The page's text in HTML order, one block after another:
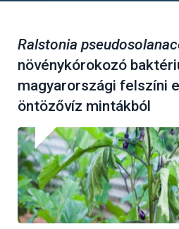
Ralstonia
növénykórokozó
magyarországi felszíni
öntözővíz mintákból